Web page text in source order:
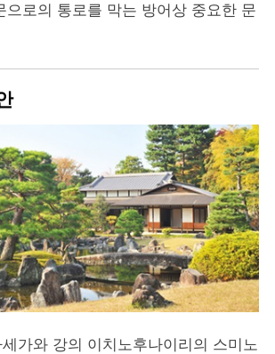
으로의 통로를 막는 방어상 중요한 문
가와 강의 이치노후나이리의 스미노